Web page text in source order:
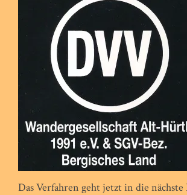
Das Verfahren geht jetzt in die nächste